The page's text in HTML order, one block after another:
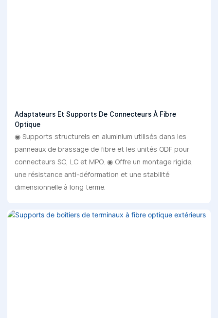
Adaptateurs Et Supports De Connecteurs À Fibre
Optique
◉ Supports structurels en aluminium utilisés dans les
panneaux de brassage de fibre et les unités ODF pour
connecteurs SC, LC et MPO. ◉ Offre un montage rigide,
une résistance anti-déformation et une stabilité
dimensionnelle à long terme.